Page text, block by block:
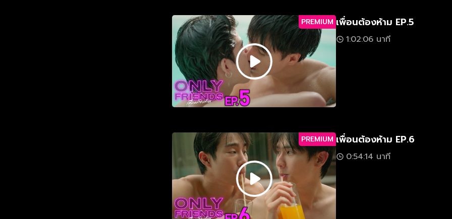
PREMIUM เพื่อนต้องห้าม EP.5
1:02:06 นาที
PREMIUM เพื่อนต้องห้าม EP.6
0:54:14 นาที